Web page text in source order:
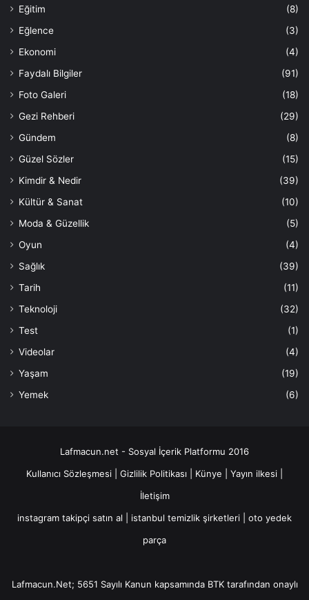
Eğitim
(8)
Eğlence
(3)
Ekonomi
(4)
Faydalı Bilgiler
(91)
Foto Galeri
(18)
Gezi Rehberi
(29)
Gündem
(8)
Güzel Sözler
(15)
Kimdir & Nedir
(39)
Kültür & Sanat
(10)
Moda & Güzellik
(5)
Oyun
(4)
Sağlık
(39)
Tarih
(11)
Teknoloji
(32)
Test
(1)
Videolar
(4)
Yaşam
(19)
Yemek
(6)
Lafmacun.net - Sosyal İçerik Platformu 2016
Kullanıcı Sözleşmesi
Gizlilik Politikası Künye Yayın ilkesi
İletişim
instagram takipçi satın al
istanbul temizlik şirketleri
oto yedek
parça
Lafmacun.Net; 5651 Sayılı Kanun kapsamında BTK tarafından onaylı